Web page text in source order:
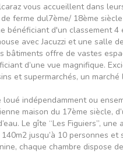
vous accueillent dans
ferme dul7ème/ 18ème
bénéficiant d'un classement
avec Jacuzzi et une salle
bâtiments offre de vastes
d’une vue magnifique.
et supermarchés, un
indépendamment ou
maison du 17ème siècle,
Le gîte “Les Figuiers”,
jusqu’à 10 personnes
chaque chambre dispose